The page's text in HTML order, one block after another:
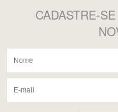
CADASTRE-SE